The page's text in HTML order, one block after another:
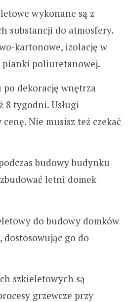
wykonane są z
substancji do atmosfery.
kartonowe, izolację w
pianki poliuretanowej.
dekorację wnętrza
8 tygodni. Usługi
Nie musisz też czekać
budowy budynku
letni domek
do budowy domków
go do
szkieletowych są
grzewcze przy